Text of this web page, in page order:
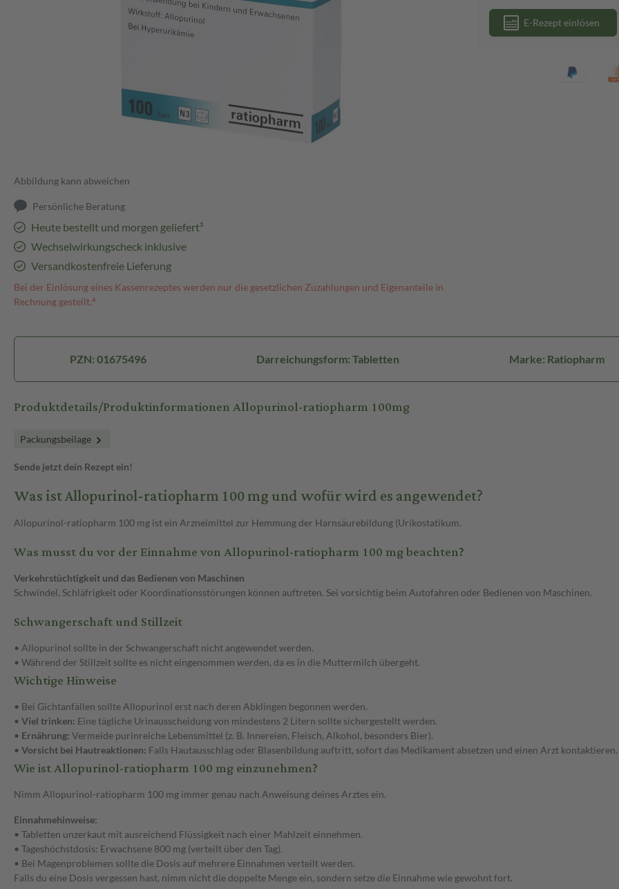
Abbildung kann abweichen
Persönliche Beratung
Heute bestellt und morgen geliefert³
Wechselwirkungscheck inklusive
Versandkostenfreie Lieferung
Bei der Einlösung eines Kassenrezeptes werden nur die gesetzlichen Zuzahlungen und Eigenanteile in
Rechnung gestellt.⁴
E-Rezept einlösen
PZN: 01675496 Darreichungsform: Tabletten Marke: Ratiopharm
Produktdetails/Produktinformationen Allopurinol-ratiopharm 100mg
Packungsbeilage
Sende jetzt dein Rezept ein!
Was ist Allopurinol-ratiopharm 100 mg und wofür wird es angewendet?
Allopurinol-ratiopharm 100 mg ist ein Arzneimittel zur Hemmung der Harnsäurebildung (Urikostatikum.
Was musst du vor der Einnahme von Allopurinol-ratiopharm 100 mg beachten?
Verkehrstüchtigkeit und das Bedienen von Maschinen
Schwindel, Schläfrigkeit oder Koordinationsstörungen können auftreten. Sei vorsichtig beim Autofahren oder Bedienen von Maschinen.
Schwangerschaft und Stillzeit
• Allopurinol sollte in der Schwangerschaft nicht angewendet werden.
• Während der Stillzeit sollte es nicht eingenommen werden, da es in die Muttermilch übergeht.
Wichtige Hinweise
• Bei Gichtanfällen sollte Allopurinol erst nach deren Abklingen begonnen werden.
• Viel trinken: Eine tägliche Urinausscheidung von mindestens 2 Litern sollte sichergestellt werden.
• Ernährung: Vermeide purinreiche Lebensmittel (z. B. Innereien, Fleisch, Alkohol, besonders Bier).
• Vorsicht bei Hautreaktionen: Falls Hautausschlag oder Blasenbildung auftritt, sofort das Medikament absetzen und einen Arzt kontaktieren.
Wie ist Allopurinol-ratiopharm 100 mg einzunehmen?
Nimm Allopurinol-ratiopharm 100 mg immer genau nach Anweisung deines Arztes ein.
Einnahmehinweise:
• Tabletten unzerkaut mit ausreichend Flüssigkeit nach einer Mahlzeit einnehmen.
• Tageshöchstdosis: Erwachsene 800 mg (verteilt über den Tag).
• Bei Magenproblemen sollte die Dosis auf mehrere Einnahmen verteilt werden.
Falls du eine Dosis vergessen hast, nimm nicht die doppelte Menge ein, sondern setze die Einnahme wie gewohnt fort.